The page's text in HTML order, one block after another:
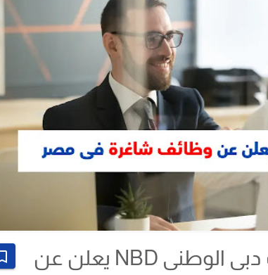
وظائف بنوك - بنك الامارات دبى الوطنى NBD يعلن عن